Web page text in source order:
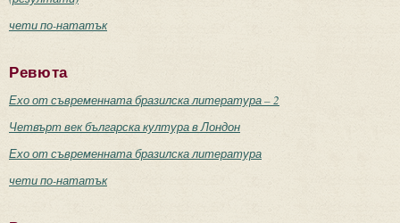
чети по-нататък
Ревюта
Ехо от съвременната бразилска литература – 2
Четвърт век българска култура в Лондон
Ехо от съвременната бразилска литература
чети по-нататък